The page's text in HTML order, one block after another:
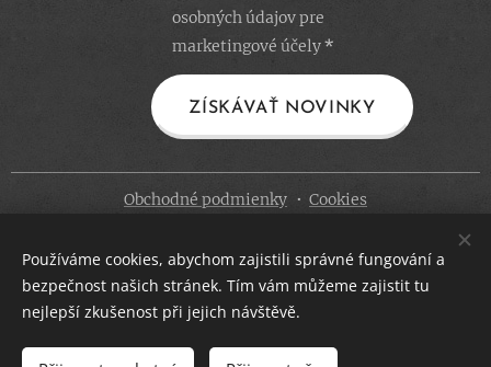
osobných údajov pre
marketingové účely
ZÍSKÁVAŤ NOVINKY
Obchodné podmienky Cookies
Čeština
Slovenčina
Mena
CZK Kč
EUR €
Používáme cookies, abychom zajistili správné fungování a
bezpečnost našich stránek. Tím vám můžeme zajistit tu
nejlepší zkušenost při jejich návštěvě.